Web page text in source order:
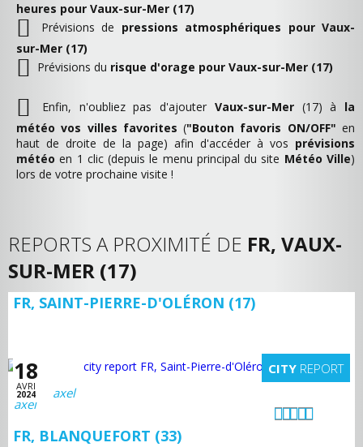
heures pour Vaux-sur-Mer (17)
Prévisions de pressions atmosphériques pour Vaux-
sur-Mer (17)
Prévisions du risque d'orage pour Vaux-sur-Mer (17)
Enfin, n'oubliez pas d'ajouter Vaux-sur-Mer(17) à la
météo vos villes favorites ("Bouton favoris ON/OFF" en
haut de droite de la page) afin d'accéder à vos prévisions
météo en 1 clic (depuis le menu principal du site Météo Ville)
lors de votre prochaine visite !
REPORTS A PROXIMITÉ DE FR, VAUX-
SUR-MER (17)
FR, SAINT-PIERRE-D'OLÉRON (17)
18
AVRI
2024
CITY REPORT
axel
FR, BLANQUEFORT (33)